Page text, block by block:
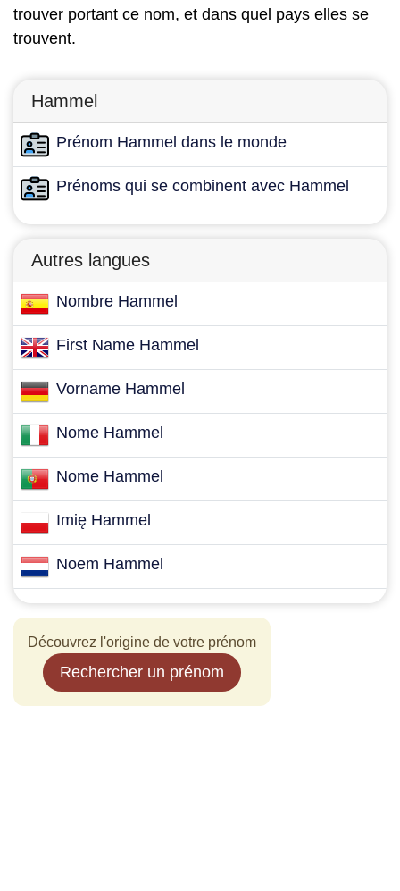
trouver portant ce nom, et dans quel pays elles se
trouvent.
Hammel
Prénom Hammel dans le monde
Prénoms qui se combinent avec Hammel
Autres langues
Nombre Hammel
First Name Hammel
Vorname Hammel
Nome Hammel
Nome Hammel
Imię Hammel
Noem Hammel
Découvrez l'origine de votre prénom
Rechercher un prénom